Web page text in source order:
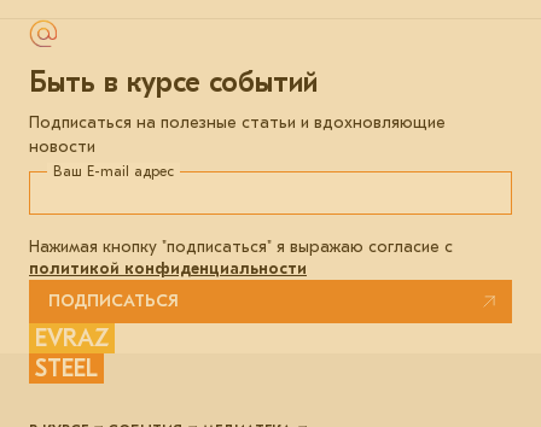
Быть в курсе событий
Подписаться на полезные статьи и вдохновляющие
новости
Ваш E-mail адрес
Нажимая кнопку "подписаться" я выражаю согласие с
политикой конфиденциальности
ПОДПИСАТЬСЯ
EVRAZ
STEEL